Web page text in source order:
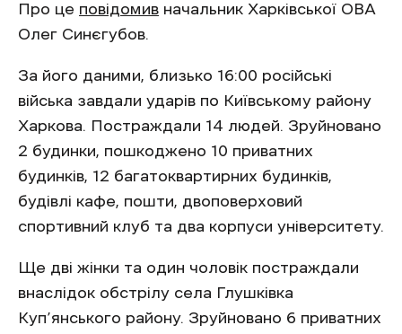
Про це повідомив начальник Харківської ОВА
Олег Синєгубов.
За його даними, близько 16:00 російські
війська завдали ударів по Київському району
Харкова. Постраждали 14 людей. Зруйновано
2 будинки, пошкоджено 10 приватних
будинків, 12 багатоквартирних будинків,
будівлі кафе, пошти, двоповерховий
спортивний клуб та два корпуси університету.
Ще дві жінки та один чоловік постраждали
внаслідок обстрілу села Глушківка
Куп’янського району. Зруйновано 6 приватних